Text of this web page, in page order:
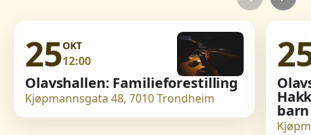
25OKT
12:00
Olavshallen: Familieforestilling
Kjøpmannsgata 48, 7010 Trondheim
barn